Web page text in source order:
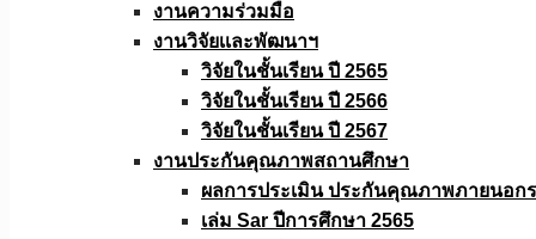
งานความร่วมมือ
งานวิจัยเเละพัฒนาฯ
วิจัยในชั้นเรียน ปี 2565
วิจัยในชั้นเรียน ปี 2566
วิจัยในชั้นเรียน ปี 2567
งานประกันคุณภาพสถานศึกษา
ผลการประเมิน ประกันคุณภาพภายนอก
เล่ม Sar ปีการศึกษา 2565